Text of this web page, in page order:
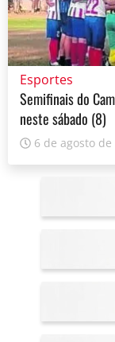
Esportes
Semifinais do
neste sábado (8)
6 de agosto de